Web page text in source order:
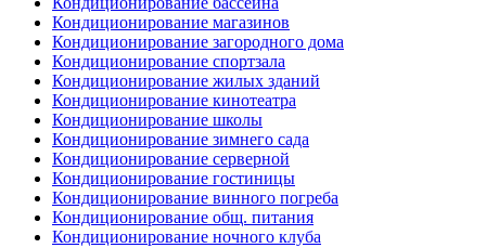
Кондиционирование магазинов
Кондиционирование загородного дома
Кондиционирование спортзала
Кондиционирование жилых зданий
Кондиционирование кинотеатра
Кондиционирование школы
Кондиционирование зимнего сада
Кондиционирование серверной
Кондиционирование гостиницы
Кондиционирование винного погреба
Кондиционирование общ. питания
Кондиционирование ночного клуба